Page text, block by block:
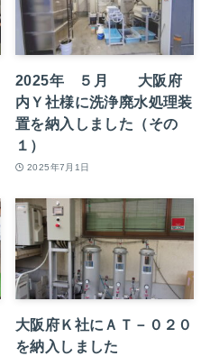
2025年 ５月 大阪府
内Ｙ社様に洗浄廃水処理装
置を納入しました（その
１）
2025年7月1日
大阪府Ｋ社にＡＴ－０２０
を納入しました